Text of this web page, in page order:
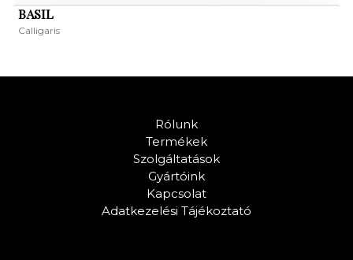
BASIL
Calligaris
Rólunk
Termékek
Szolgáltatások
Gyártóink
Kapcsolat
Adatkezelési Tájékoztató